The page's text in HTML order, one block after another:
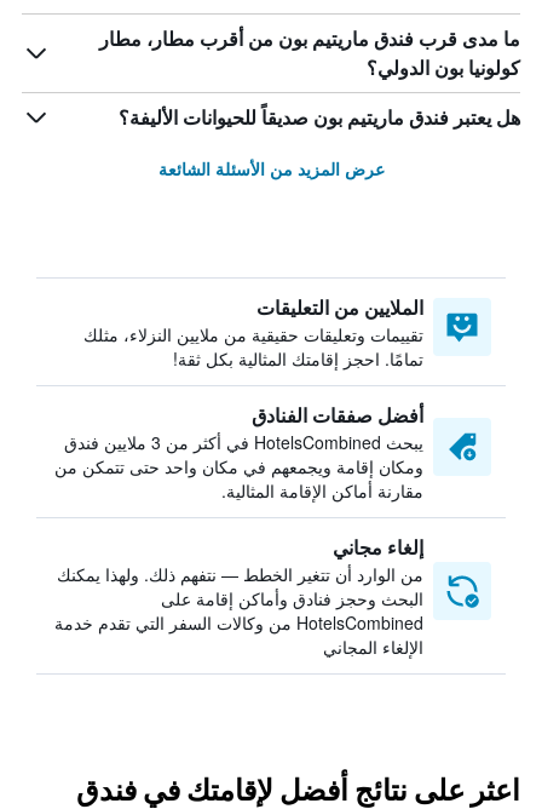
ما مدى قرب فندق ماريتيم بون من أقرب مطار، مطار
كولونيا بون الدولي؟
هل يعتبر فندق ماريتيم بون صديقاً للحيوانات الأليفة؟
عرض المزيد من الأسئلة الشائعة
الملايين من التعليقات
تقييمات وتعليقات حقيقية من ملايين النزلاء، مثلك
تمامًا. احجز إقامتك المثالية بكل ثقة!
أفضل صفقات الفنادق
يبحث HotelsCombined في أكثر من 3 ملايين فندق
ومكان إقامة ويجمعهم في مكان واحد حتى تتمكن من
مقارنة أماكن الإقامة المثالية.
إلغاء مجاني
من الوارد أن تتغير الخطط — نتفهم ذلك. ولهذا يمكنك
البحث وحجز فنادق وأماكن إقامة على
HotelsCombined من وكالات السفر التي تقدم خدمة
الإلغاء المجاني
اعثر على نتائج أفضل لإقامتك في فندق